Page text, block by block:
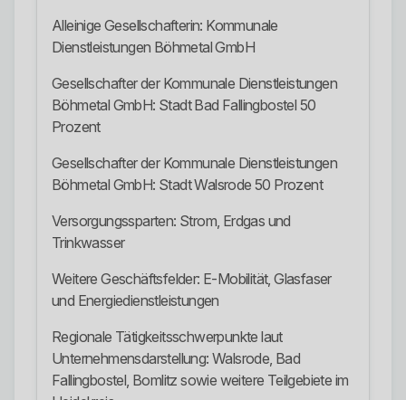
Alleinige Gesellschafterin: Kommunale
Dienstleistungen Böhmetal GmbH
Gesellschafter der Kommunale Dienstleistungen
Böhmetal GmbH: Stadt Bad Fallingbostel 50
Prozent
Gesellschafter der Kommunale Dienstleistungen
Böhmetal GmbH: Stadt Walsrode 50 Prozent
Versorgungssparten: Strom, Erdgas und
Trinkwasser
Weitere Geschäftsfelder: E-Mobilität, Glasfaser
und Energiedienstleistungen
Regionale Tätigkeitsschwerpunkte laut
Unternehmensdarstellung: Walsrode, Bad
Fallingbostel, Bomlitz sowie weitere Teilgebiete im